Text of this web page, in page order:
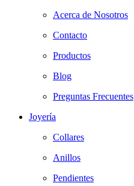
Acerca de Nosotros
Contacto
Productos
Blog
Preguntas Frecuentes
Joyería
Collares
Anillos
Pendientes